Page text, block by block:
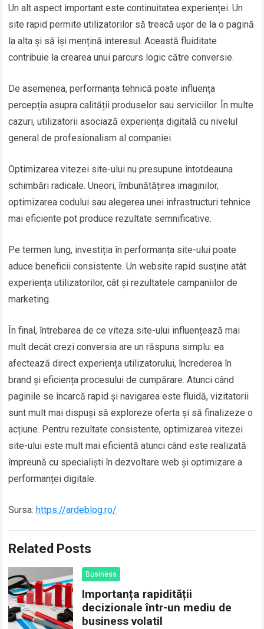
Un alt aspect important este continuitatea experienței. Un
site rapid permite utilizatorilor să treacă ușor de la o pagină
la alta și să își mențină interesul. Această fluiditate
contribuie la crearea unui parcurs logic către conversie.
De asemenea, performanța tehnică poate influența
percepția asupra calității produselor sau serviciilor. În multe
cazuri, utilizatorii asociază experiența digitală cu nivelul
general de profesionalism al companiei.
Optimizarea vitezei site-ului nu presupune întotdeauna
schimbări radicale. Uneori, îmbunătățirea imaginilor,
optimizarea codului sau alegerea unei infrastructuri tehnice
mai eficiente pot produce rezultate semnificative.
Pe termen lung, investiția în performanța site-ului poate
aduce beneficii consistente. Un website rapid susține atât
experiența utilizatorilor, cât și rezultatele campaniilor de
marketing.
În final, întrebarea de ce viteza site-ului influențează mai
mult decât crezi conversia are un răspuns simplu: ea
afectează direct experiența utilizatorului, încrederea în
brand și eficiența procesului de cumpărare. Atunci când
paginile se încarcă rapid și navigarea este fluidă, vizitatorii
sunt mult mai dispuși să exploreze oferta și să finalizeze o
acțiune. Pentru rezultate consistente, optimizarea vitezei
site-ului este mult mai eficientă atunci când este realizată
împreună cu specialiști în dezvoltare web și optimizare a
performanței digitale.
Sursa: https://ardeblog.ro/
Related Posts
Business
Importanța rapidității
decizionale într-un mediu de
business volatil